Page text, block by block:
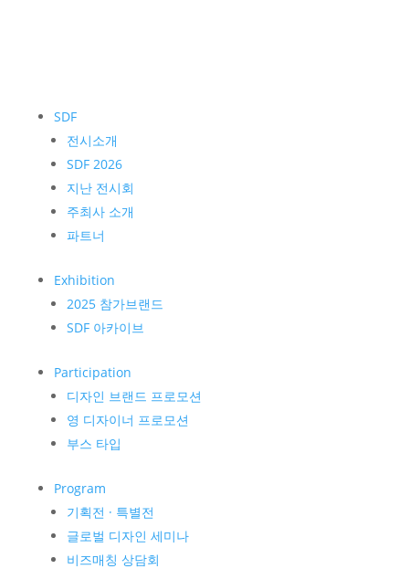
SDF
전시소개
SDF 2026
지난 전시회
주최사 소개
파트너
Exhibition
2025 참가브랜드
SDF 아카이브
Participation
디자인 브랜드 프로모션
영 디자이너 프로모션
부스 타입
Program
기획전 · 특별전
글로벌 디자인 세미나
비즈매칭 상담회